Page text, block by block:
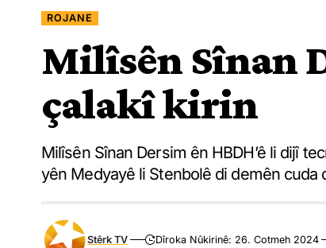
ROJANE
Milîsên Sînan
çalakî kirin
Milîsên Sînan Dersim ên HBDH’ê li dijî
yên Medyayê li Stenbolê di demên cuda
Stêrk TV Dîroka Nûkirinê: 26. Cotmeh 2024